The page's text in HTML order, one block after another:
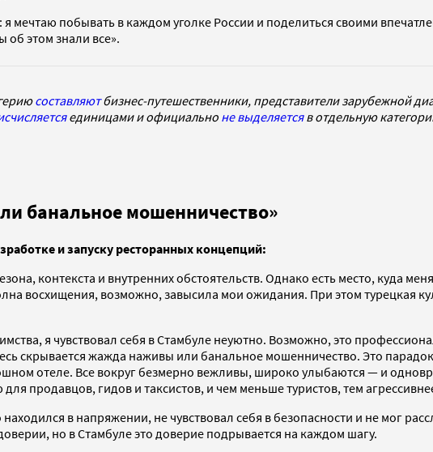
мечтаю побывать в каждом уголке России и поделиться своими
об этом знали все».
составляютбизнес-путешественники, представители зарубежной
единицами и официально не выделяетсяв отдельную
банальное мошенничество»
и запуску ресторанных концепций:
контекста и внутренних обстоятельств. Однако есть место, куда
восхищения, возможно, завысила мои ожидания. При этом турецкая
я чувствовал себя в Стамбуле неуютно. Возможно, это
скрывается жажда наживы или банальное мошенничество. Это
отеле. Все вокруг безмерно вежливы, широко улыбаются — и
продавцов, гидов и таксистов, и чем меньше туристов, тем
в напряжении, не чувствовал себя в безопасности и не мог
но в Стамбуле это доверие подрывается на каждом шагу.